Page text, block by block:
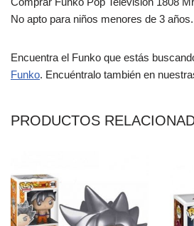
No apto para niños menores de 3
Encuentra el Funko que estás
Funko. Encuéntralo también en
PRODUCTOS